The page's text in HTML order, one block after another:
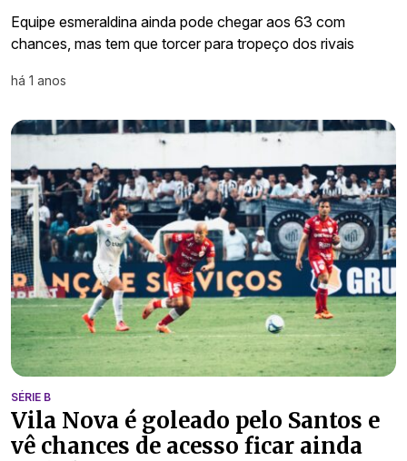
Equipe esmeraldina ainda pode chegar aos 63 com
chances, mas tem que torcer para tropeço dos rivais
há 1 anos
SÉRIE B
Vila Nova é goleado pelo Santos e
vê chances de acesso ficar ainda